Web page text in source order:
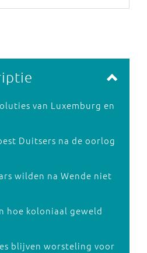
van Luxemburg en
Duitsers na de oorlog
wilden na Wende niet
hoe koloniaal geweld
blijven worsteling voor